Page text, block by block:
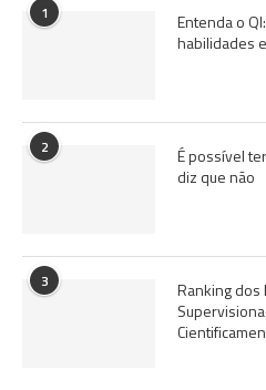
1
Entenda o
habilidades
2
É possível
diz que não
3
Ranking dos